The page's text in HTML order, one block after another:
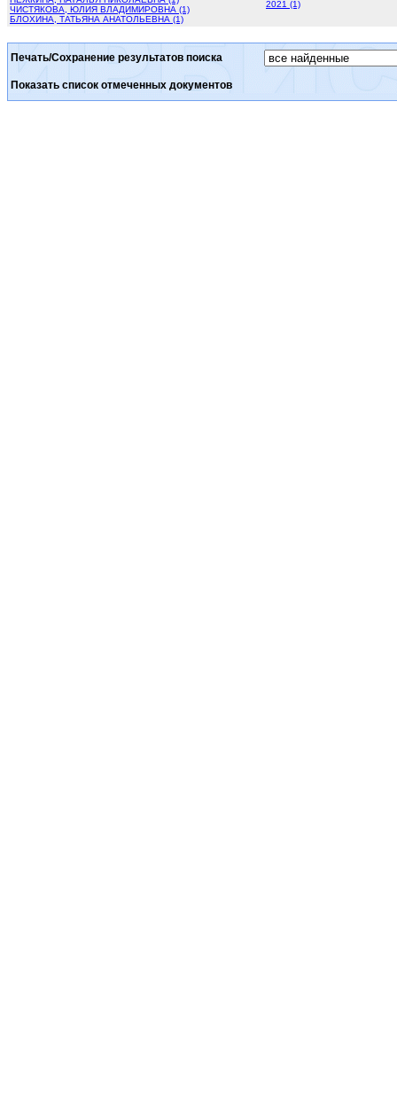
ЧИСТЯКОВА, ЮЛИЯ ВЛАДИМИРОВНА (1)
БЛОХИНА, ТАТЬЯНА АНАТОЛЬЕВНА (1)
2021 (1)
Печать/Сохранение результатов поиска
Показать список отмеченных документов